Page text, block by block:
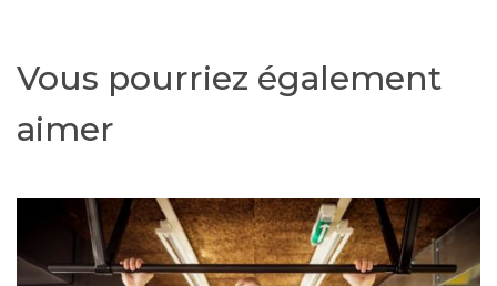
Vous pourriez également
aimer